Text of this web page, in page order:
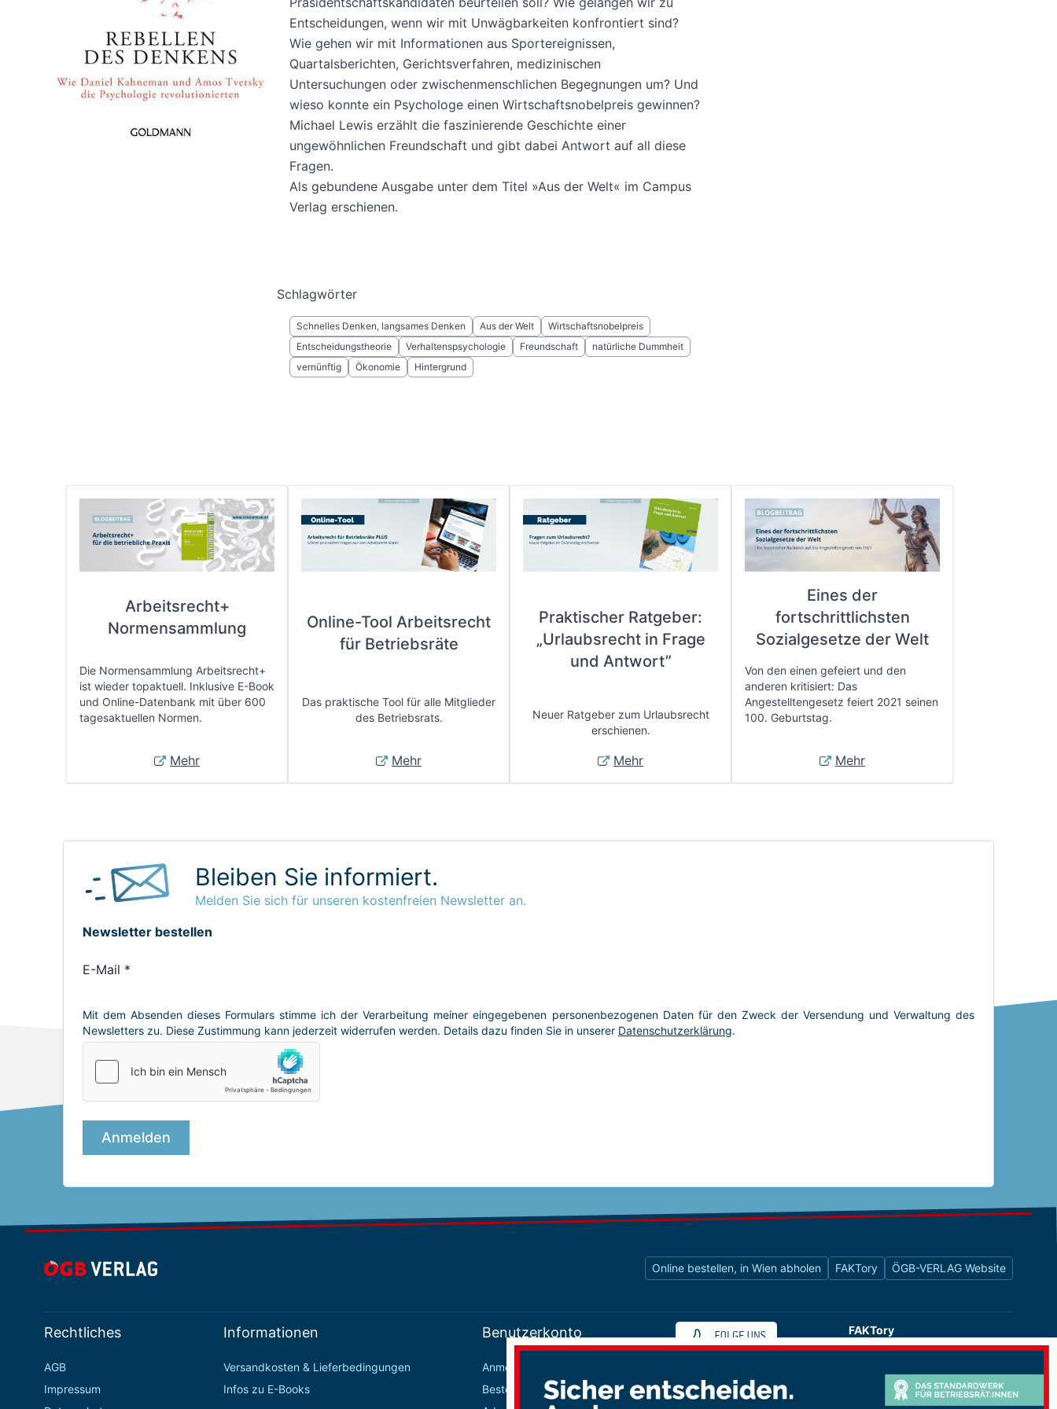
Entscheidungen, wenn wir mit Unwägbarkeiten konfrontiert sind?
Wie gehen wir mit Informationen aus Sportereignissen,
Quartalsberichten, Gerichtsverfahren, medizinischen
Untersuchungen oder zwischenmenschlichen Begegnungen um? Und
wieso konnte ein Psychologe einen Wirtschaftsnobelpreis gewinnen?
Michael Lewis erzählt die faszinierende Geschichte einer
ungewöhnlichen Freundschaft und gibt dabei Antwort auf all diese
Fragen.
Als gebundene Ausgabe unter dem Titel »Aus der Welt« im Campus
Verlag erschienen.
Schlagwörter
Schnelles Denken, langsames Denken Aus der Welt
Wirtschaftsnobelpreis
Entscheidungstheorie
Verhaltenspsychologie Freundschaft
natürliche Dummheit
vernünftig
Ökonomie Hintergrund
Arbeitsrecht+
Normensammlung
Die Normensammlung Arbeitsrecht+
ist wieder topaktuell. Inklusive E-Book
und Online-Datenbank mit über 600
tagesaktuellen Normen.
Mehr
Online-Tool Arbeitsrecht
für Betriebsräte
Das praktische Tool für alle Mitglieder
des Betriebsrats.
Mehr
Praktischer Ratgeber:
„Urlaubsrecht in Frage
und Antwort”
Neuer Ratgeber zum Urlaubsrecht
erschienen.
Mehr
Eines der
fortschrittlichsten
Sozialgesetze der Welt
Von den einen gefeiert und den
anderen kritisiert: Das
Angestelltengesetz feiert 2021 seinen
100. Geburtstag.
Mehr
Bleiben Sie informiert.
Melden Sie sich für unseren kostenfreien Newsletter an.
Online bestellen, in Wien abholen FAKTory ÖGB-VERLAG Website
Rechtliches
AGB
Impressum
Informationen
Versandkosten & Lieferbedingungen
Infos zu E-Books
Benutzerkonto
Anmelden / Registrieren
Bestellungen
FAKTory
Buchhandlung des ÖGB-Verlags
1010 Wien